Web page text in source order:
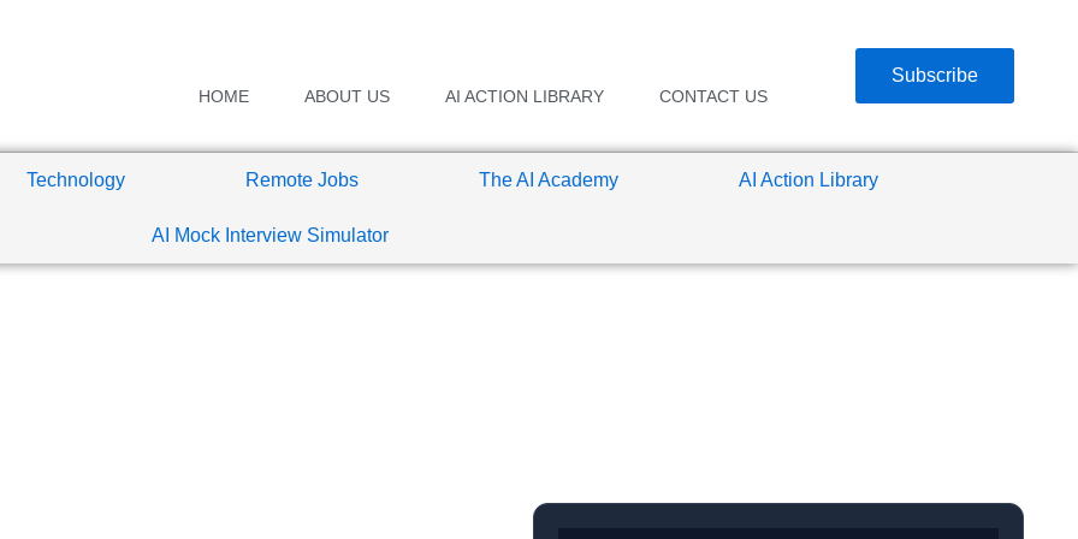
HOME ABOUT US AI ACTION LIBRARY CONTACT US
Subscribe
Technology Remote Jobs The AI Academy AI Action Library
AI Mock Interview Simulator